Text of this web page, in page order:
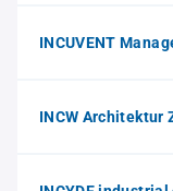
INCUVENT
INCW Architektur